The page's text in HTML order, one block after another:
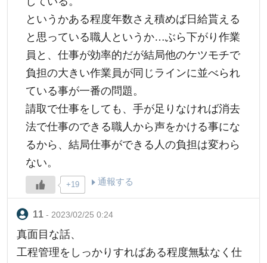
というかある程度年数さえ積めば日給貰える
と思っている職人というか…ぶら下がり作業
員と、仕事が効率的だが結局他のケツモチで
負担の大きい作業員が同じラインに並べられ
ている事が一番の問題。
請取で仕事をしても、手が足りなければ消去
法で仕事のできる職人から声をかける事にな
るから、結局仕事ができる人の負担は変わら
ない。
+19 通報する
- 2023/02/25 0:24
真面目な話、
工程管理をしっかりすればある程度無駄なく仕